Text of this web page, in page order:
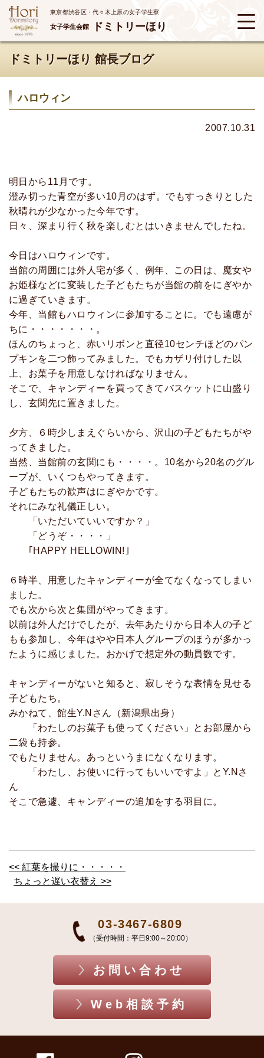
東京都渋谷区・代々木上原の女子学生寮
女子学生会館 ドミトリーほり
ドミトリーほり 館長ブログ
ハロウィン
2007.10.31
明日から11月です。
澄み切った青空が多い10月のはず。でもすっきりとした
秋晴れが少なかった今年です。
日々、深まり行く秋を楽しむとはいきませんでしたね。
今日はハロウィンです。
当館の周囲には外人宅が多く、例年、この日は、魔女や
お姫様などに変装した子どもたちが当館の前をにぎやか
に過ぎていきます。
今年、当館もハロウィンに参加することに。でも遠慮が
ちに・・・・・・・。
ほんのちょっと、赤いリボンと直径10センチほどのパン
プキンを二つ飾ってみました。でもカザリ付けした以
上、お菓子を用意しなければなりません。
そこで、キャンディーを買ってきてバスケットに山盛り
し、玄関先に置きました。
夕方、６時少しまえぐらいから、沢山の子どもたちがや
ってきました。
当然、当館前の玄関にも・・・・。10名から20名のグル
ープが、いくつもやってきます。
子どもたちの歓声はにぎやかです。
それにみな礼儀正しい。
「いただいていいですか？」
「どうぞ・・・・」
｢HAPPY HELLOWIN!｣
６時半、用意したキャンディーが全てなくなってしまい
ました。
でも次から次と集団がやってきます。
以前は外人だけでしたが、去年あたりから日本人の子ど
もも参加し、今年はやや日本人グループのほうが多かっ
たように感じました。おかげで想定外の動員数です。
キャンディーがないと知ると、寂しそうな表情を見せる
子どもたち。
みかねて、館生Y.Nさん（新潟県出身）
「わたしのお菓子も使ってください」とお部屋から
二袋も持参。
でもたりません。あっというまになくなります。
「わたし、お使いに行ってもいいですよ」とY.Nさ
ん
そこで急遽、キャンディーの追加をする羽目に。
<< 紅葉を撮りに・・・・・
ちょっと遅い衣替え >>
03-3467-6809
（受付時間：平日9:00～20:00）
お問い合わせ
Web相談予約